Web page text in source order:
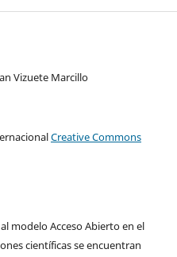
Vizuete Marcillo
Creative Commons
modelo Acceso Abierto en el
científicas se encuentran